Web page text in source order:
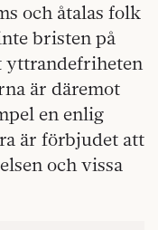
och åtalas folk
bristen på
yttrandefriheten
är däremot
en enlig
är förbjudet att
och vissa